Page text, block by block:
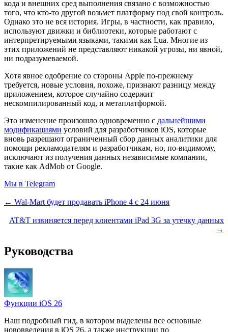
кода и внешних сред выполнения связано с возможностью
того, что кто-то другой возьмет платформу под свой контроль.
Однако это не вся история. Игры, в частности, как правило,
используют движки и библиотеки, которые работают с
интерпретируемыми языками, такими как Lua. Многие из
этих приложений не представляют никакой угрозы, ни явной,
ни подразумеваемой.
Хотя явное одобрение со стороны Apple по-прежнему
требуется, новые условия, похоже, признают разницу между
приложением, которое случайно содержит
нескомпилированный код, и метаплатформой.
Это изменение произошло одновременно с дальнейшими
модификациями условий для разработчиков iOS, которые
вновь разрешают ограниченный сбор данных аналитики для
помощи рекламодателям и разработчикам, но, по-видимому,
исключают из получения данных независимые компании,
такие как AdMob от Google.
Мы в Telegram
← Wal-Mart будет продавать iPhone 4 с 24 июня
AT&T извиняется перед клиентами iPad 3G за утечку данных
→
Руководства
Функции iOS 26
Наш подробный гид, в котором выделены все основные
нововведения в iOS 26, а также инструкции по